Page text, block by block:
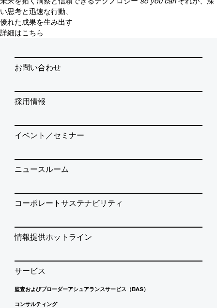
い思考と迅速な行動、
優れた成果を生み出す
詳細はこちら
お問い合わせ
採用情報
イベント／セミナー
ニュースルーム
コーポレートサステナビリティ
情報提供ホットライン
サービス
監査およびブローダーアシュアランスサービス（BAS）
コンサルティング